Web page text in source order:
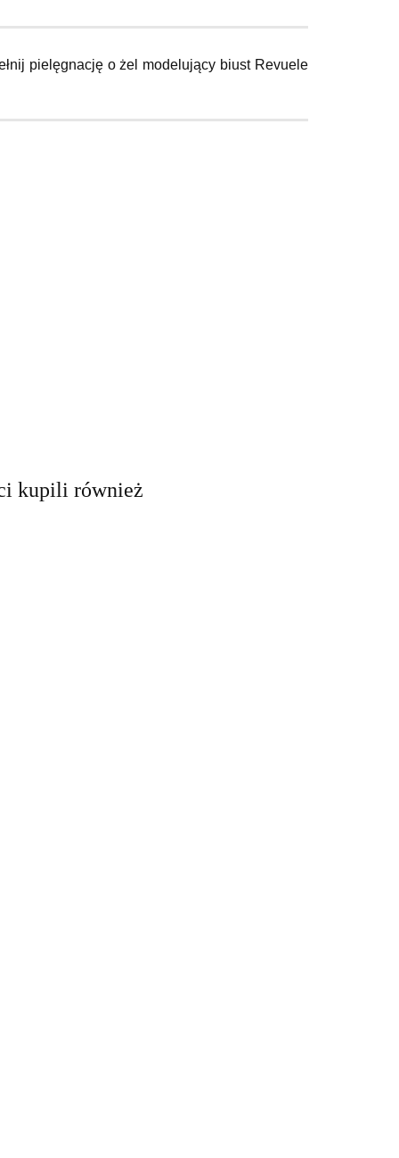
pielęgnację o żel modelujący biust Revuele
kupili również